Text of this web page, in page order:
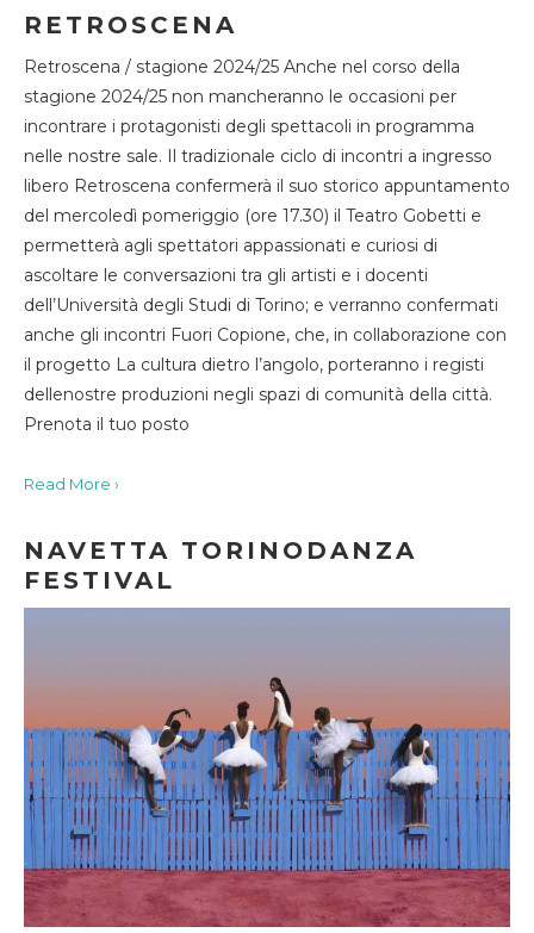
RETROSCENA
Retroscena / stagione 2024/25 Anche nel corso della
stagione 2024/25 non mancheranno le occasioni per
incontrare i protagonisti degli spettacoli in programma
nelle nostre sale. Il tradizionale ciclo di incontri a ingresso
libero Retroscena confermerà il suo storico appuntamento
del mercoledì pomeriggio (ore 17.30) il Teatro Gobetti e
permetterà agli spettatori appassionati e curiosi di
ascoltare le conversazioni tra gli artisti e i docenti
dell’Università degli Studi di Torino; e verranno confermati
anche gli incontri Fuori Copione, che, in collaborazione con
il progetto La cultura dietro l’angolo, porteranno i registi
dellenostre produzioni negli spazi di comunità della città.
Prenota il tuo posto
Read More ›
NAVETTA TORINODANZA
FESTIVAL